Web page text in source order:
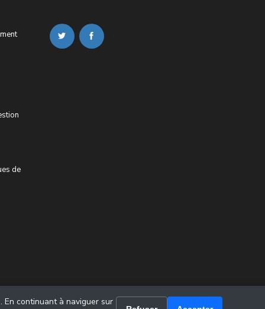
de
continuant à naviguer sur